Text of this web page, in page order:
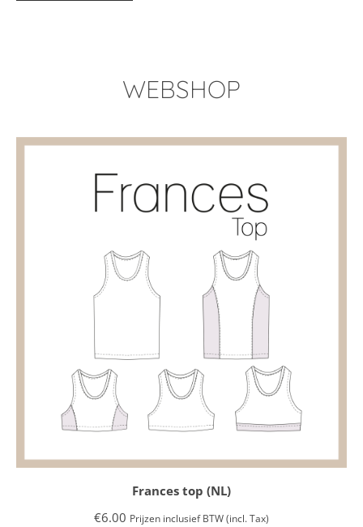
WEBSHOP
Frances top (NL)
€6.00 Prijzen inclusief BTW (incl. Tax)